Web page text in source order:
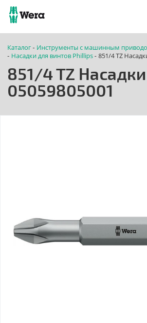
Каталог - Инструменты с машинным
- Насадки для винтов Phillips - 851/4 TZ
851/4 TZ Насадки
05059805001